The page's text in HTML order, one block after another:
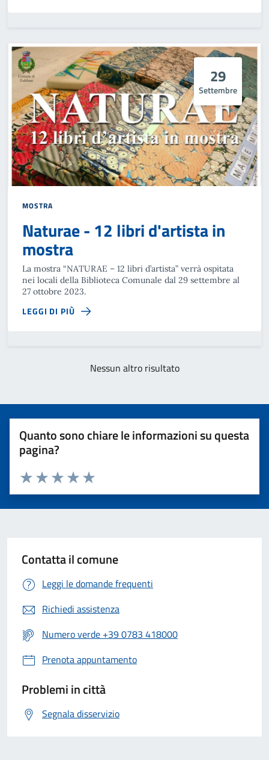
29
Settembre
MOSTRA
Naturae - 12 libri d'artista in
mostra
La mostra “NATURAE – 12 libri d’artista” verrà ospitata
nei locali della Biblioteca Comunale dal 29 settembre al
27 ottobre 2023.
LEGGI DI PIÙ
Nessun altro risultato
Quanto sono chiare le informazioni su questa
pagina?
Valuta 5 stelle su 5
Valuta 4 stelle su 5
Valuta 3 stelle su 5
Valuta 2 stelle su 5
Valuta 1 stelle su 5
Contatta il comune
Leggi le domande frequenti
Richiedi assistenza
Numero verde +39 0783 418000
Prenota appuntamento
Problemi in città
Segnala disservizio